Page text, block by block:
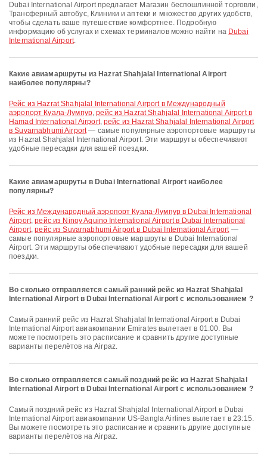
Dubai International Airport предлагает Магазин беспошлинной торговли,
Трансферный автобус, Клиники и аптеки и множество других удобств,
чтобы сделать ваше путешествие комфортнее. Подробную
информацию об услугах и схемах терминалов можно найти на Dubai
International Airport.
Какие авиамаршруты из Hazrat Shahjalal International Airport
наиболее популярны?
рейс из Hazrat Shahjalal International Airport в Международный
аэропорт Куала-Лумпур,рейс из Hazrat Shahjalal International Airport в
Hamad International Airport,рейс из Hazrat Shahjalal International Airport
в Suvarnabhumi Airport— самые популярные аэропортовые маршруты
из Hazrat Shahjalal International Airport. Эти маршруты обеспечивают
удобные пересадки для вашей поездки.
Какие авиамаршруты в Dubai International Airport наиболее
популярны?
рейс из Международный аэропорт Куала-Лумпур в Dubai International
Airport,рейс из Ninoy Aquino International Airport в Dubai International
Airport,рейс из Suvarnabhumi Airport в Dubai International Airport—
самые популярные аэропортовые маршруты в Dubai International
Airport. Эти маршруты обеспечивают удобные пересадки для вашей
поездки.
Во сколько отправляется самый ранний рейс из Hazrat Shahjalal
International Airport в Dubai International Airport с использованием ?
Самый ранний рейс из Hazrat Shahjalal International Airport в Dubai
International Airport авиакомпании Emirates вылетает в 01:00. Вы
можете посмотреть это расписание и сравнить другие доступные
варианты перелётов на Airpaz.
Во сколько отправляется самый поздний рейс из Hazrat Shahjalal
International Airport в Dubai International Airport с использованием ?
Самый поздний рейс из Hazrat Shahjalal International Airport в Dubai
International Airport авиакомпании US-Bangla Airlines вылетает в 23:15.
Вы можете посмотреть это расписание и сравнить другие доступные
варианты перелётов на Airpaz.